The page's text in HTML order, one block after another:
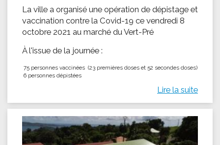
La ville a organisé une opération de dépistage et
vaccination contre la Covid-19 ce vendredi 8
octobre 2021 au marché du Vert-Pré
À l'issue de la journée :
75 personnes vaccinées (23 premières doses et 52 secondes doses)
6 personnes dépistées
Lire la suite